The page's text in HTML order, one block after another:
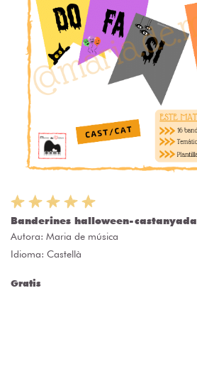
Banderines halloween-castanyada
Autora: Maria de música
Idioma: Castellà
Gratis